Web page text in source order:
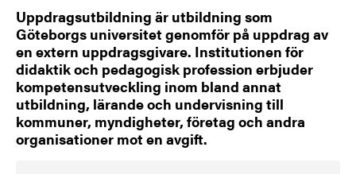
Uppdragsutbildning är utbildning som
Göteborgs universitet genomför på uppdrag av
en extern uppdragsgivare. Institutionen för
didaktik och pedagogisk profession erbjuder
kompetensutveckling inom bland annat
utbildning, lärande och undervisning till
kommuner, myndigheter, företag och andra
organisationer mot en avgift.